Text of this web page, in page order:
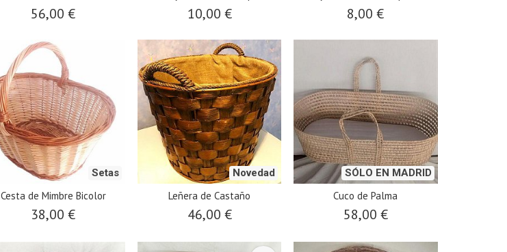
56,00 € 10,00 € 8,00 €
Setas
Cesta de Mimbre Bicolor
38,00 €
Novedad
Leñera de Castaño
46,00 €
SÓLO EN MADRID
Cuco de Palma
58,00 €